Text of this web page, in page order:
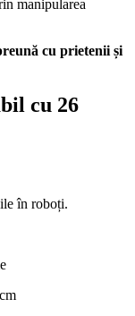
manipularea
cu prietenii și
cu 26
în roboți.